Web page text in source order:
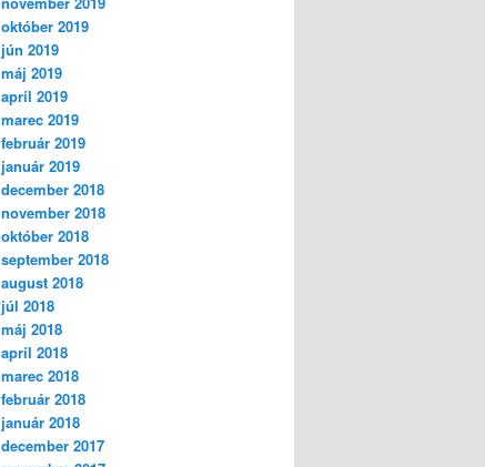
október 2019
jún 2019
máj 2019
apríl 2019
marec 2019
február 2019
január 2019
december 2018
november 2018
október 2018
september 2018
august 2018
júl 2018
máj 2018
apríl 2018
marec 2018
február 2018
január 2018
december 2017